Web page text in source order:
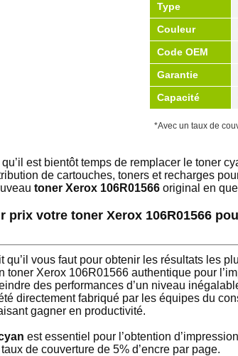
Type
Couleur
Code OEM
Garantie
Capacité
*Avec un taux de
est bientôt temps de remplacer le toner
de cartouches, toners et recharges
toner Xerox 106R01566 original en
prix votre toner Xerox 106R01566
qu’il vous faut pour obtenir les résultats les
Xerox 106R01566 authentique pour
des performances d’un niveau
directement fabriqué par les équipes du
gagner en productivité.
est essentiel pour l’obtention
de couverture de 5% d’encre par page.